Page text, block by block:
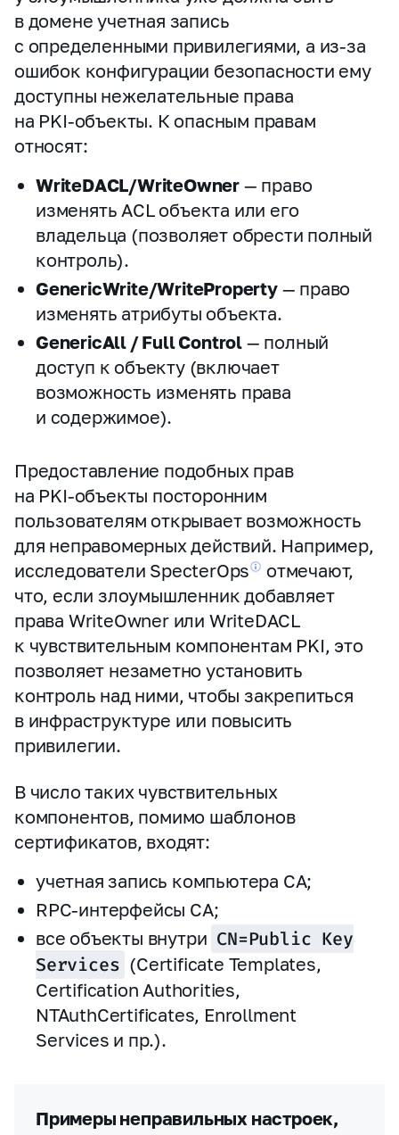
в домене учетная запись
с определенными привилегиями, а из‑за
ошибок конфигурации безопасности ему
доступны нежелательные права
на PKI‑объекты. К опасным правам
относят:
WriteDACL/WriteOwner — право
изменять ACL объекта или его
владельца (позволяет обрести полный
контроль).
GenericWrite/WriteProperty— право
изменять атрибуты объекта.
GenericAll / Full Control — полный
доступ к объекту (включает
возможность изменять права
и содержимое).
Предоставление подобных прав
на PKI‑объекты посторонним
пользователям открывает возможность
для неправомерных действий. Например,
исследователи SpecterOps
отмечают,
что, если злоумышленник добавляет
права WriteOwner или WriteDACL
к чувствительным компонентам PKI, это
позволяет незаметно установить
контроль над ними, чтобы закрепиться
в инфраструктуре или повысить
привилегии.
В число таких чувствительных
компонентов, помимо шаблонов
сертификатов, входят:
учетная запись компьютера CA;
RPC‑интерфейсы CA;
все объекты внутри CN=Public Key
Services (Certificate Templates,
Certification Authorities,
NTAuthCertificates, Enrollment
Services и пр.).
Примеры неправильных настроек,